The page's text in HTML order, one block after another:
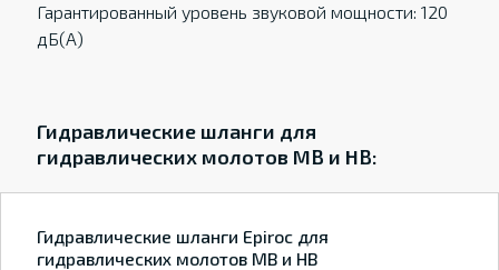
Гарантированный уровень звуковой мощности: 120
дБ(А)
Гидравлические шланги для
гидравлических молотов MB и HB:
Гидравлические шланги Epiroc для
гидравлических молотов MB и HB